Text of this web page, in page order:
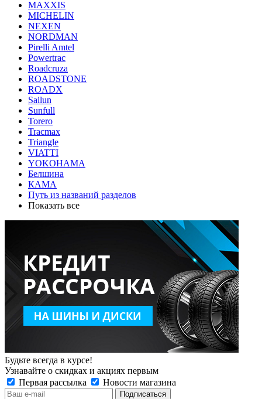
MAXXIS
MICHELIN
NEXEN
NORDMAN
Pirelli Amtel
Powertrac
Roadcruza
ROADSTONE
ROADX
Sailun
Sunfull
Torero
Tracmax
Triangle
VIATTI
YOKOHAMA
Белшина
КАМА
Путь из названий разделов
Показать все
Будьте всегда в курсе!
Узнавайте о скидках и акциях первым
Первая рассылка
Новости магазина